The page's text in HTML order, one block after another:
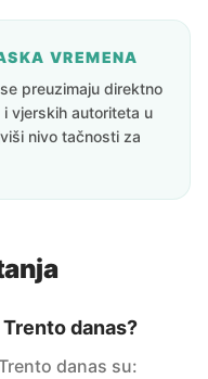
VREMENA
preuzimaju direktno
vjerskih autoriteta u
nivo tačnosti za
danas?
danas su: